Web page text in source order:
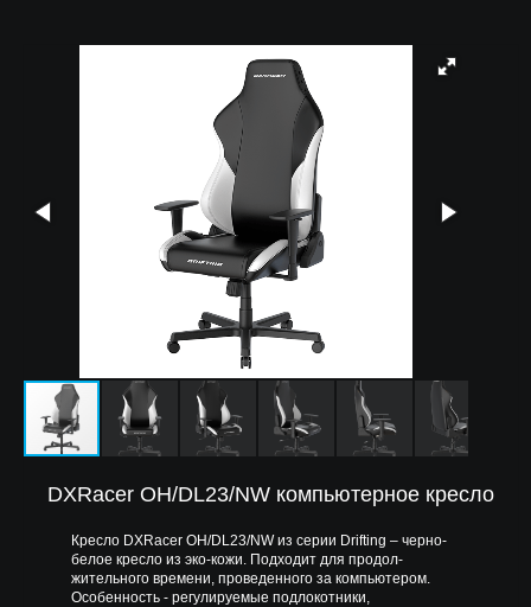
DXRacer OH/DL23/NW компьютерное кресло
Кресло DXRacer OH/DL23/NW из серии Drifting – черно-
белое кресло из эко-кожи. Подходит для продол-
жительного времени, проведенного за компьютером.
Особенность - регулируемые подлокотники,